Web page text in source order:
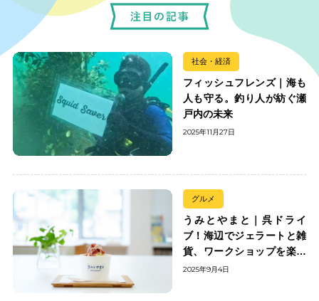
社会・経済
フィッシュフレンズ｜海も
人も守る。釣り人が紡ぐ瀬
戸内の未来
2025年11月27日
グルメ
うみとやまと｜呉ドライ
ブ！海辺でジェラートと雑
貨、ワークショップを楽し
む
2025年9月4日